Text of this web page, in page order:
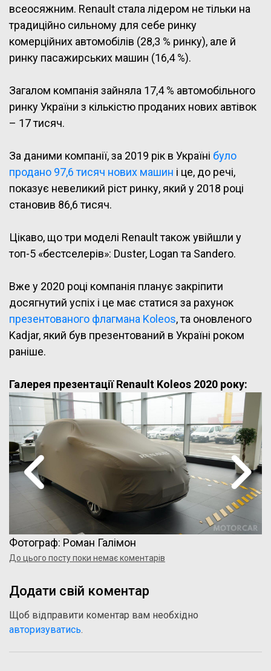
всеосяжним. Renault стала лідером не тільки на
традиційно сильному для себе ринку
комерційних автомобілів (28,3 % ринку), але й
ринку пасажирських машин (16,4 %).
Загалом компанія зайняла 17,4 % автомобільного
ринку України з кількістю проданих нових автівок
– 17 тисяч.
За даними компанії, за 2019 рік в Україні було
продано 97,6 тисяч нових машин і це, до речі,
показує невеликий ріст ринку, який у 2018 році
становив 86,6 тисяч.
Цікаво, що три моделі Renault також увійшли у
топ-5 «бестселерів»: Duster, Logan та Sandero.
Вже у 2020 році компанія планує закріпити
досягнутий успіх і це має статися за рахунок
презентованого флагмана Koleos, та оновленого
Kadjar, який був презентований в Україні роком
раніше.
Галерея презентації Renault Koleos 2020 року:
Фотограф: Роман Галімон
До цього посту поки немає коментарів
Додати свій коментар
Щоб відправити коментар вам необхідно
авторизуватись.